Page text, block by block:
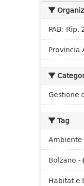
PAB: Rip.
Provincia
Gestione
Tag
Ambiente
Bolzano -
Habitat e